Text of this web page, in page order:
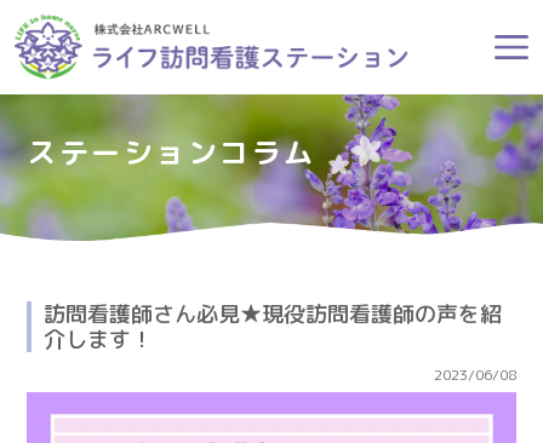
ステーションコラム
訪問看護師さん必見★現役訪問看護師の声を紹
介します！
2023/06/08